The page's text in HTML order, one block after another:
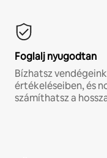
Foglalj nyugodtan
Bízhatsz
értékeléseiben, és
számíthatsz a